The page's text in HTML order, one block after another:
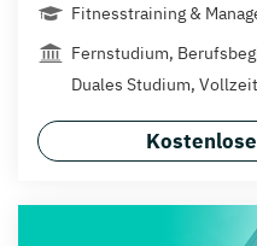
Fitnesstraining &
Fernstudium,
Duales Studium, Vollzeit